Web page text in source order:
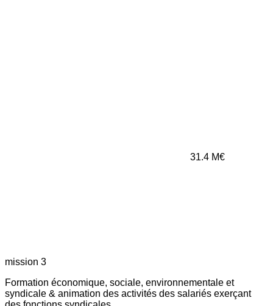
31.4 M€
mission 3
Formation économique, sociale, environnementale et
syndicale & animation des activités des salariés exerçant